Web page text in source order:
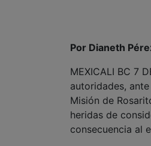
Por Dianeth
MEXICALI BC 7
autoridades,
Misión de
heridas de
consecuencia al